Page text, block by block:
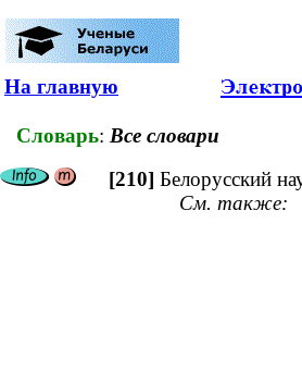
На главную
Словарь: Все словари
[210] Белорусский
См. также: